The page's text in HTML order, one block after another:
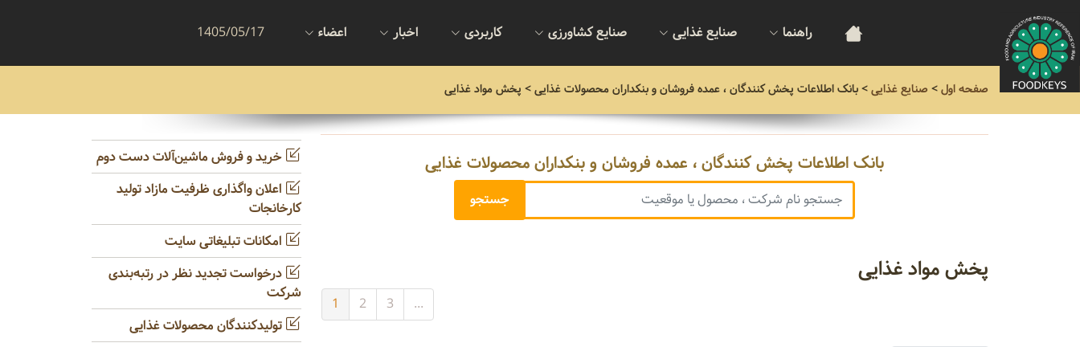
راهنما صنایع غذایی صنایع کشاورزی کاربردی اخبار اعضاء 1405/05/17
صفحه اول> صنایع غذایی>بانک اطلاعات پخش کنندگان ، عمده فروشان و بنکداران محصولات غذایی> پخش مواد غذایی
بانک اطلاعات پخش کنندگان ، عمده فروشان و بنکداران محصولات غذایی
پخش مواد غذایی
1 2 3 ...
خرید و فروش ماشین‌آلات دست دوم
اعلان واگذاری ظرفیت مازاد تولید
کارخانجات
امکانات تبلیغاتی سایت
درخواست تجدید نظر در رتبه‌بندی
شرکت
تولیدکنندگان محصولات غذایی